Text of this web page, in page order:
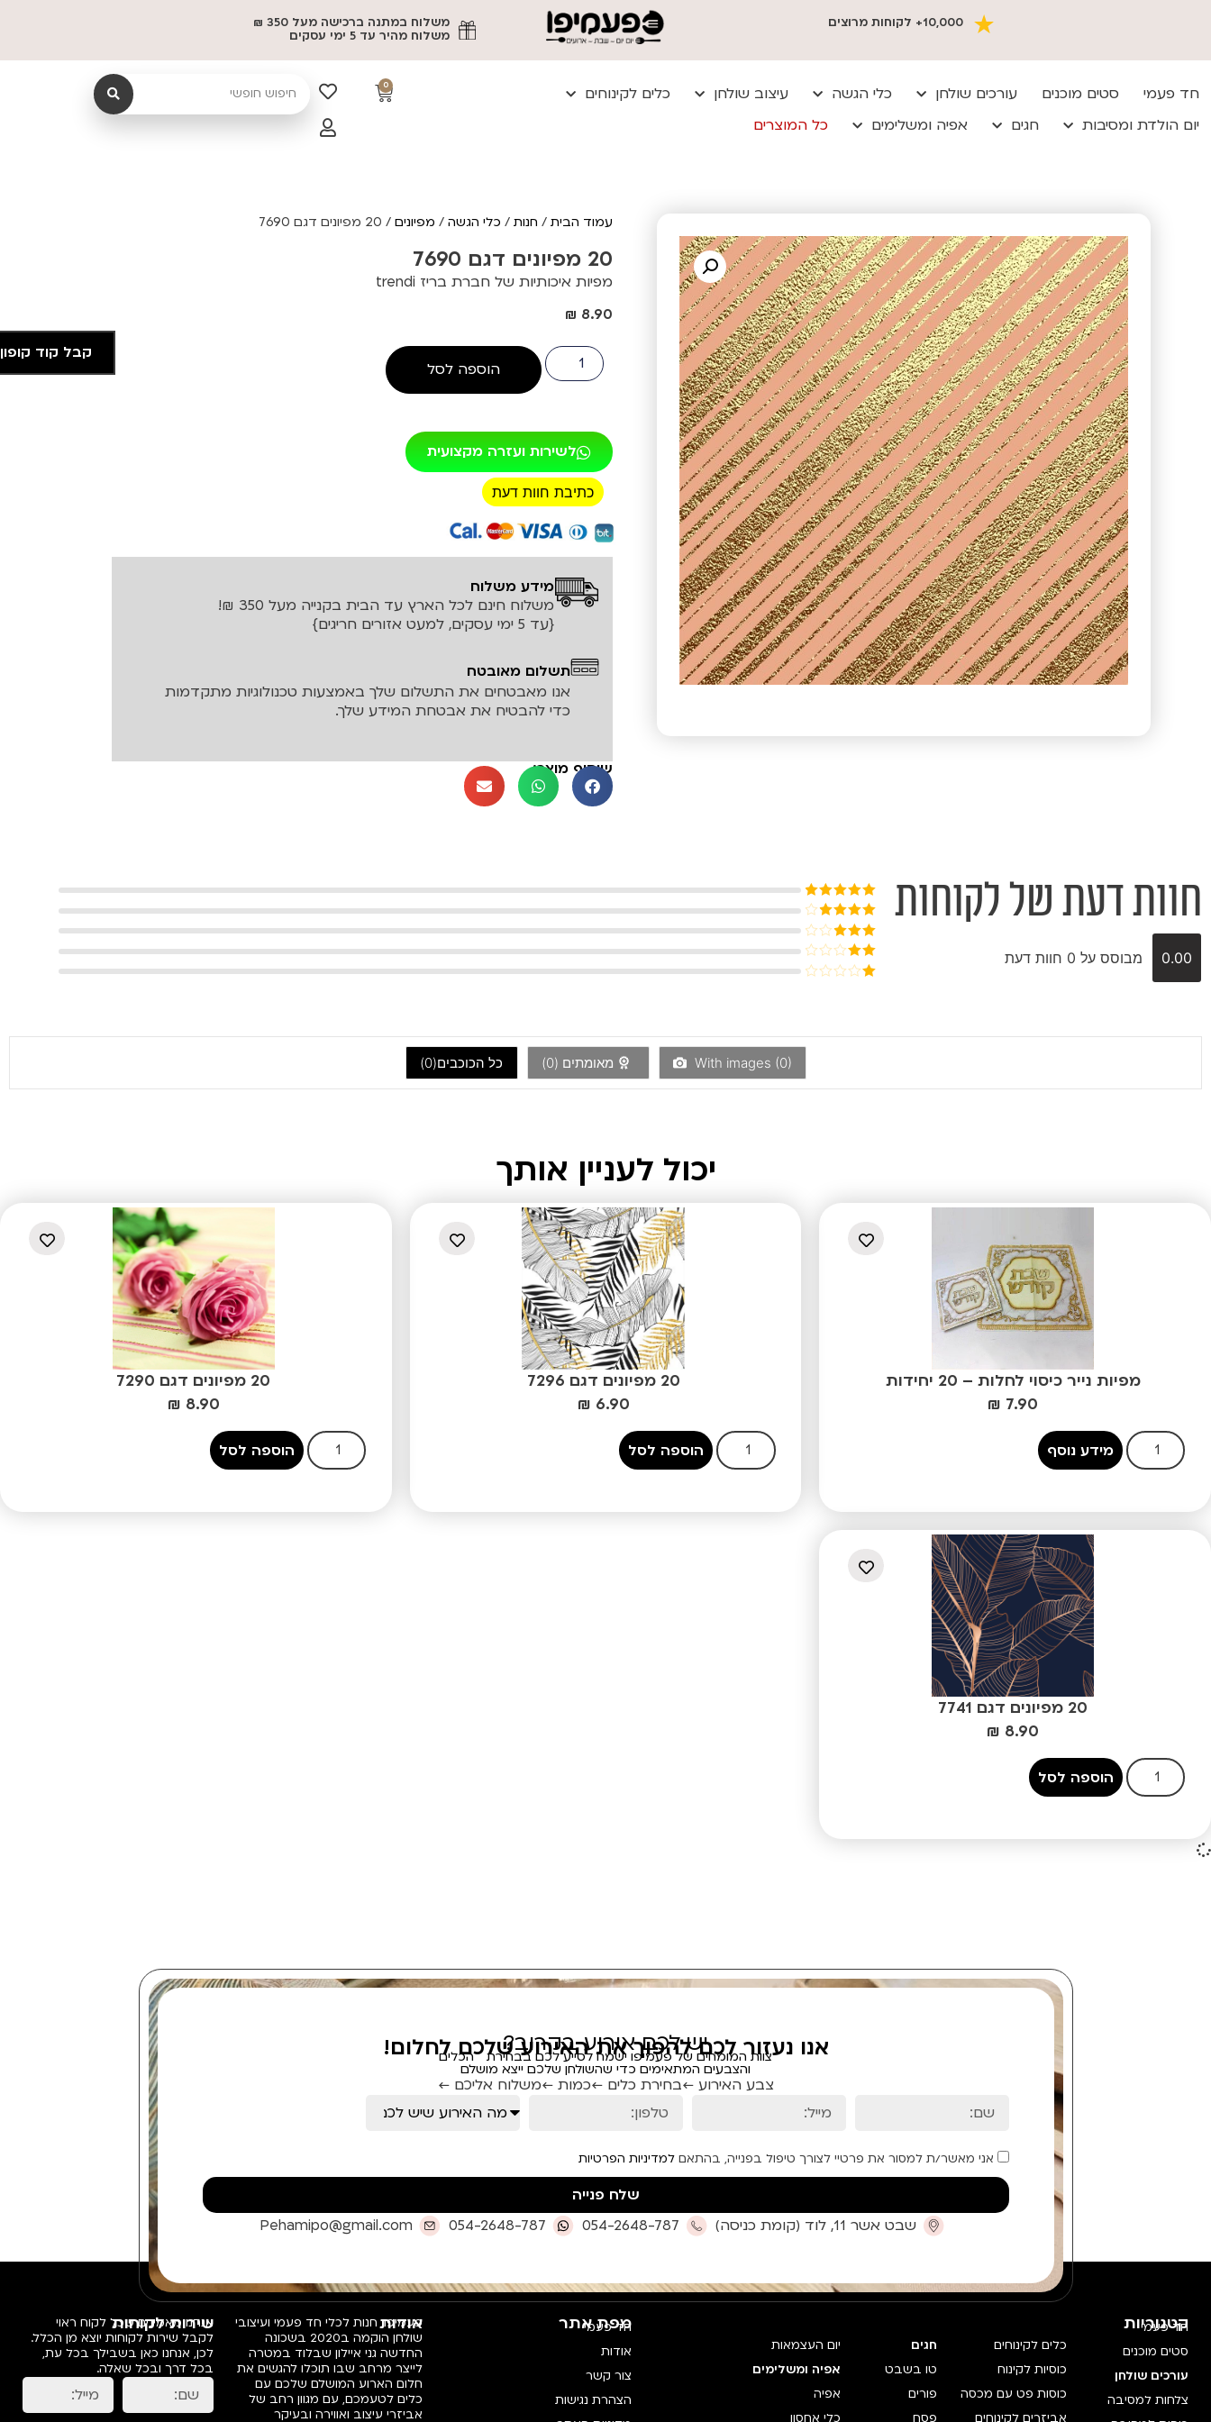
10,000+ לקוחות מרוצים
משלוח במתנה ברכישה מעל 350 ₪
משלוח מהיר עד 5 ימי עסקים
חד פעמי סטים מוכנים עורכים שולחן כלי הגשה עיצוב שולחן
כלים לקינוחים
יום הולדת ומסיבות
חגים אפיה ומשלימים כל המוצרים
0
עמוד הבית/ חנות/ כלי הגשה/ מפיונים/ 20 מפיונים דגם 7690
20 מפיונים דגם 7690
מפיות איכותיות של חברת בריז trendi
₪ 8.90
הוספה לסל
לשירות ועזרה מקצועית
כתיבת חוות דעת
רכישה מאובטחת!
מידע משלוח
משלוח חינם לכל הארץ עד הבית בקנייה מעל 350 ₪!
{עד 5 ימי עסקים, למעט אזורים חריגים}
תשלום מאובטח
אנו מאבטחים את התשלום שלך באמצעות טכנולוגיות מתקדמות
כדי להבטיח את אבטחת המידע שלך.
שיתוף מוצר:
חוות דעת של לקוחות
0.00 מבוסס על 0 חוות דעת
דורג5מתוך
דורג4
מתוך 5
דורג3
דורג
With images (0) מאומתים (0
) כל הכוכבים(0
)
יכול לעניין אותך
מפיות נייר כיסוי לחלות – 20 יחידות
₪ 7.90
מידע נוסף
20 מפיונים דגם 7296
₪ 6.90
הוספה לסל
20 מפיונים דגם 7290
₪ 8.90
הוספה לסל
20 מפיונים דגם 7741
₪ 8.90
הוספה לסל
קבל קוד
יש לכם אירוע בקרוב?
אנו נעזור לכם להפוך את האירוע שלכם לחלום!
צוות המומחים של פעמיפו ישמח לסייע לכם בבחירת הכלים
והצבעים המתאימים כדי שהשולחן שלכם ייצא מושלם
צבע האירוע ←בחירת כלים ←כמות ←משלוח אליכם ←
אני מאשר/ת למסור את פרטיי לצורך טיפול בפנייה, בהתאםלמדיניות הפרטיות
שלח פנייה
שבט אשר 11, לוד (קומת כניסה)
054-2648-787
054-2648-787
Pehamipo@gmail.com
קטגוריות
חד פעמי
סטים מוכנים
עורכים שולחן
צלחות למסיבה
כלים לקינוחים
כוסיות לקינוח
כוסות פט עם מכסה
חגים
טו בשבט
פורים
יום העצמאות
אפיה ומשלימים
אפיה
מפת אתר
חד פעמי
אודות
צור קשר
הצהרת נגישות
אודות
פעמיפו, חנות לכלי חד פעמי ועיצובי
שולחן הוקמה ב2020 בשכונה
החדשה גני איילון שבלוד במטרה
לייצר מרחב שבו תוכלו להגשים את
חלום הארוע המושלם שלכם עם
כלים לטעמכם, עם מגוון רחב של
אביזרי עיצוב ואווירה ובעיקר
שירות לקוחות
אנחנו מאמינים שכל לקוח ראוי
לקבל שירות לקוחות יוצא מן הכלל.
לכן, אנחנו כאן בשבילך בכל עת,
בכל דרך ובכל שאלה.